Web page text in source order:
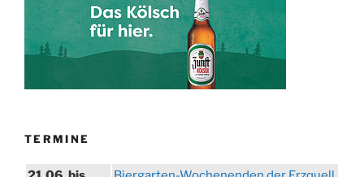
TERMINE